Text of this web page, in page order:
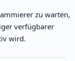
zu warten,
verfügbarer
wird.